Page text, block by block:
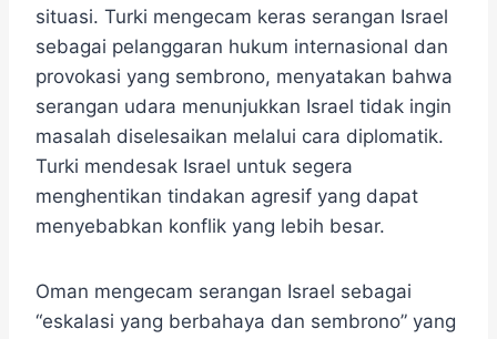
situasi. Turki mengecam keras serangan Israel
sebagai pelanggaran hukum internasional dan
provokasi yang sembrono, menyatakan bahwa
serangan udara menunjukkan Israel tidak ingin
masalah diselesaikan melalui cara diplomatik.
Turki mendesak Israel untuk segera
menghentikan tindakan agresif yang dapat
menyebabkan konflik yang lebih besar.
Oman mengecam serangan Israel sebagai
“eskalasi yang berbahaya dan sembrono” yang